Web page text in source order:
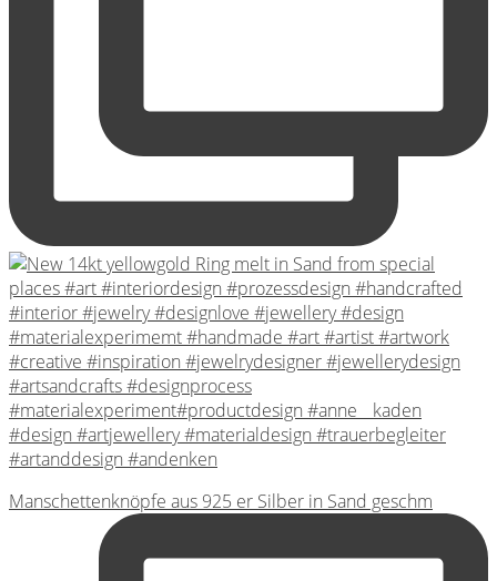
Manschettenknöpfe aus 925 er Silber in Sand geschm